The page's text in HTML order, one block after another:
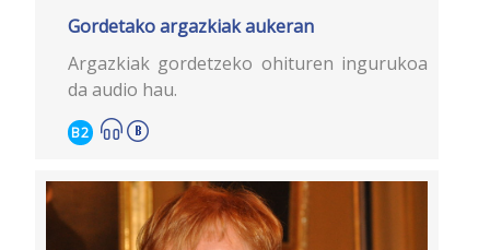
Gordetako argazkiak aukeran
Argazkiak gordetzeko ohituren ingurukoa
da audio hau.
B2